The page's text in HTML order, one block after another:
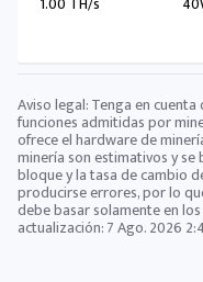
Aviso legal: Tenga en
funciones admitidas por
ofrece el hardware de
minería son estimativos y
bloque y la tasa de cambio
producirse errores, por lo
debe basar solamente en
actualización:7 Ago. 2026